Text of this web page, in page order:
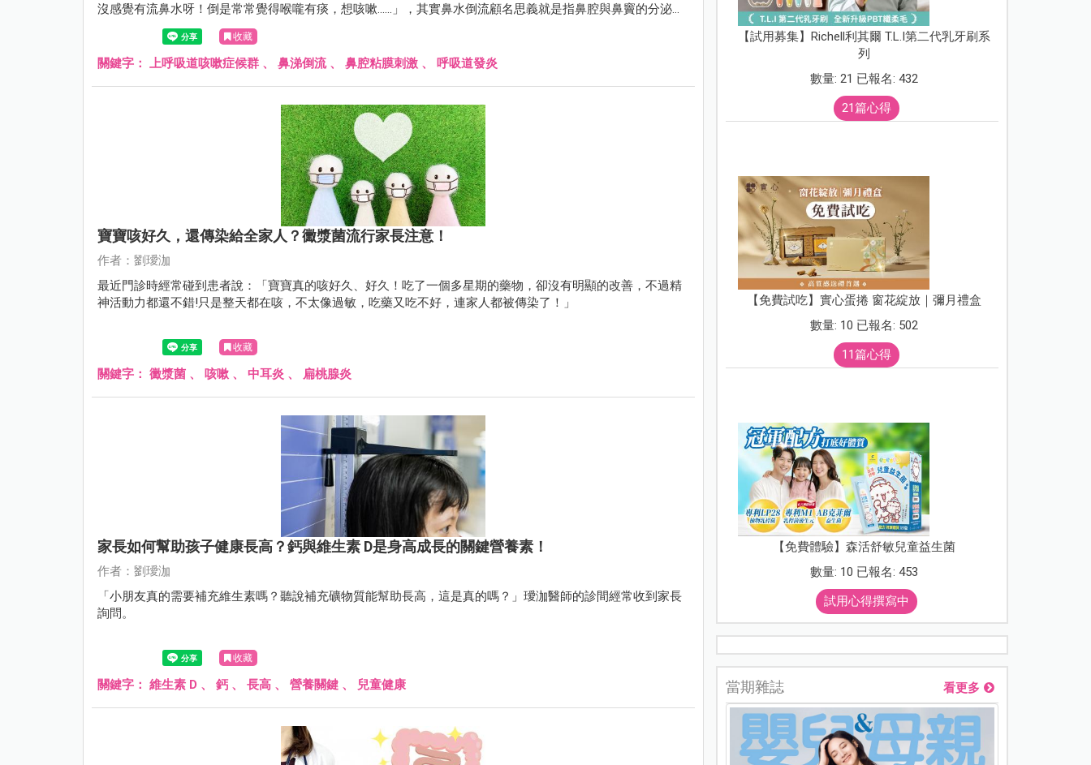
沒感覺有流鼻水呀！倒是常常覺得喉嚨有痰，想咳嗽......」，其實鼻水倒流顧名思義就是指鼻腔與鼻竇的分泌物
往後滲，倒流至咽喉的一個正常生理現象。
收藏
關鍵字： 上呼吸道咳嗽症候群 、 鼻涕倒流、 鼻腔粘膜刺激 、 呼吸道發炎
寶寶咳好久，還傳染給全家人？黴漿菌流行家長注意！
作者：劉璦泇
最近門診時經常碰到患者說：「寶寶真的咳好久、好久！吃了一個多星期的藥物，卻沒有明顯的改善，不過精
神活動力都還不錯!只是整天都在咳，不太像過敏，吃藥又吃不好，連家人都被傳染了！」
收藏
關鍵字： 黴漿菌 、 咳嗽 、 中耳炎 、 扁桃腺炎
家長如何幫助孩子健康長高？鈣與維生素 D是身高成長的關鍵營養素！
作者：劉璦泇
「小朋友真的需要補充維生素嗎？聽說補充礦物質能幫助長高，這是真的嗎？」璦泇醫師的診間經常收到家長
詢問。
收藏
關鍵字： 維生素 D 、 鈣、 長高 、 營養關鍵 、 兒童健康
【試用募集】Richell利其爾 T.L.I第二代乳牙刷系
列
數量: 21 已報名: 432
21篇心得
【免費試吃】實心蛋捲 窗花綻放｜彌月禮盒
數量: 10 已報名: 502
11篇心得
【免費體驗】森活舒敏兒童益生菌
數量: 10 已報名: 453
試用心得撰寫中
當期雜誌 看更多